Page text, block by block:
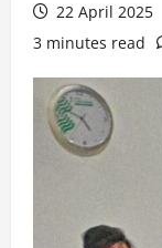
22 April 2025
3 minutes read